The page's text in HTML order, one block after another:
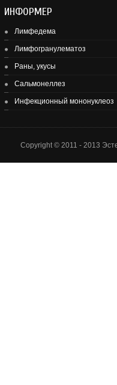
ИНФОРМЕР
Лимфедема
Лимфогранулематоз
Раны, укусы
Сальмонеллез
Инфекционный мононуклеоз
нации.
Copyright © 2011 - 2013